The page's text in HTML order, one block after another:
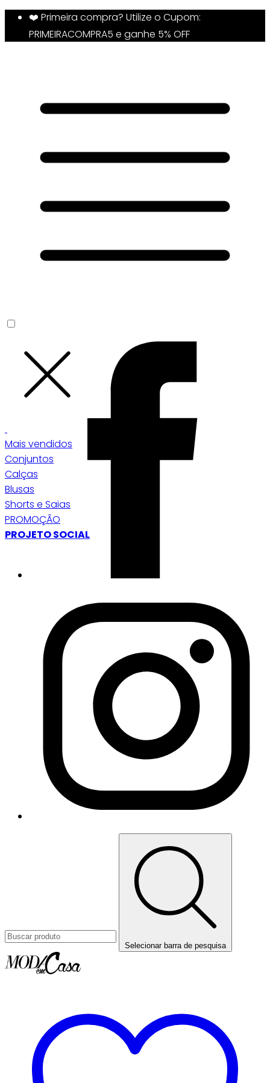
❤️ Primeira compra? Utilize o Cupom:
PRIMEIRACOMPRA5 e ganhe 5% OFF
Mais vendidos
Conjuntos
Calças
Blusas
Shorts e Saias
PROMOÇÃO
PROJETO SOCIAL
Selecionar barra de pesquisa